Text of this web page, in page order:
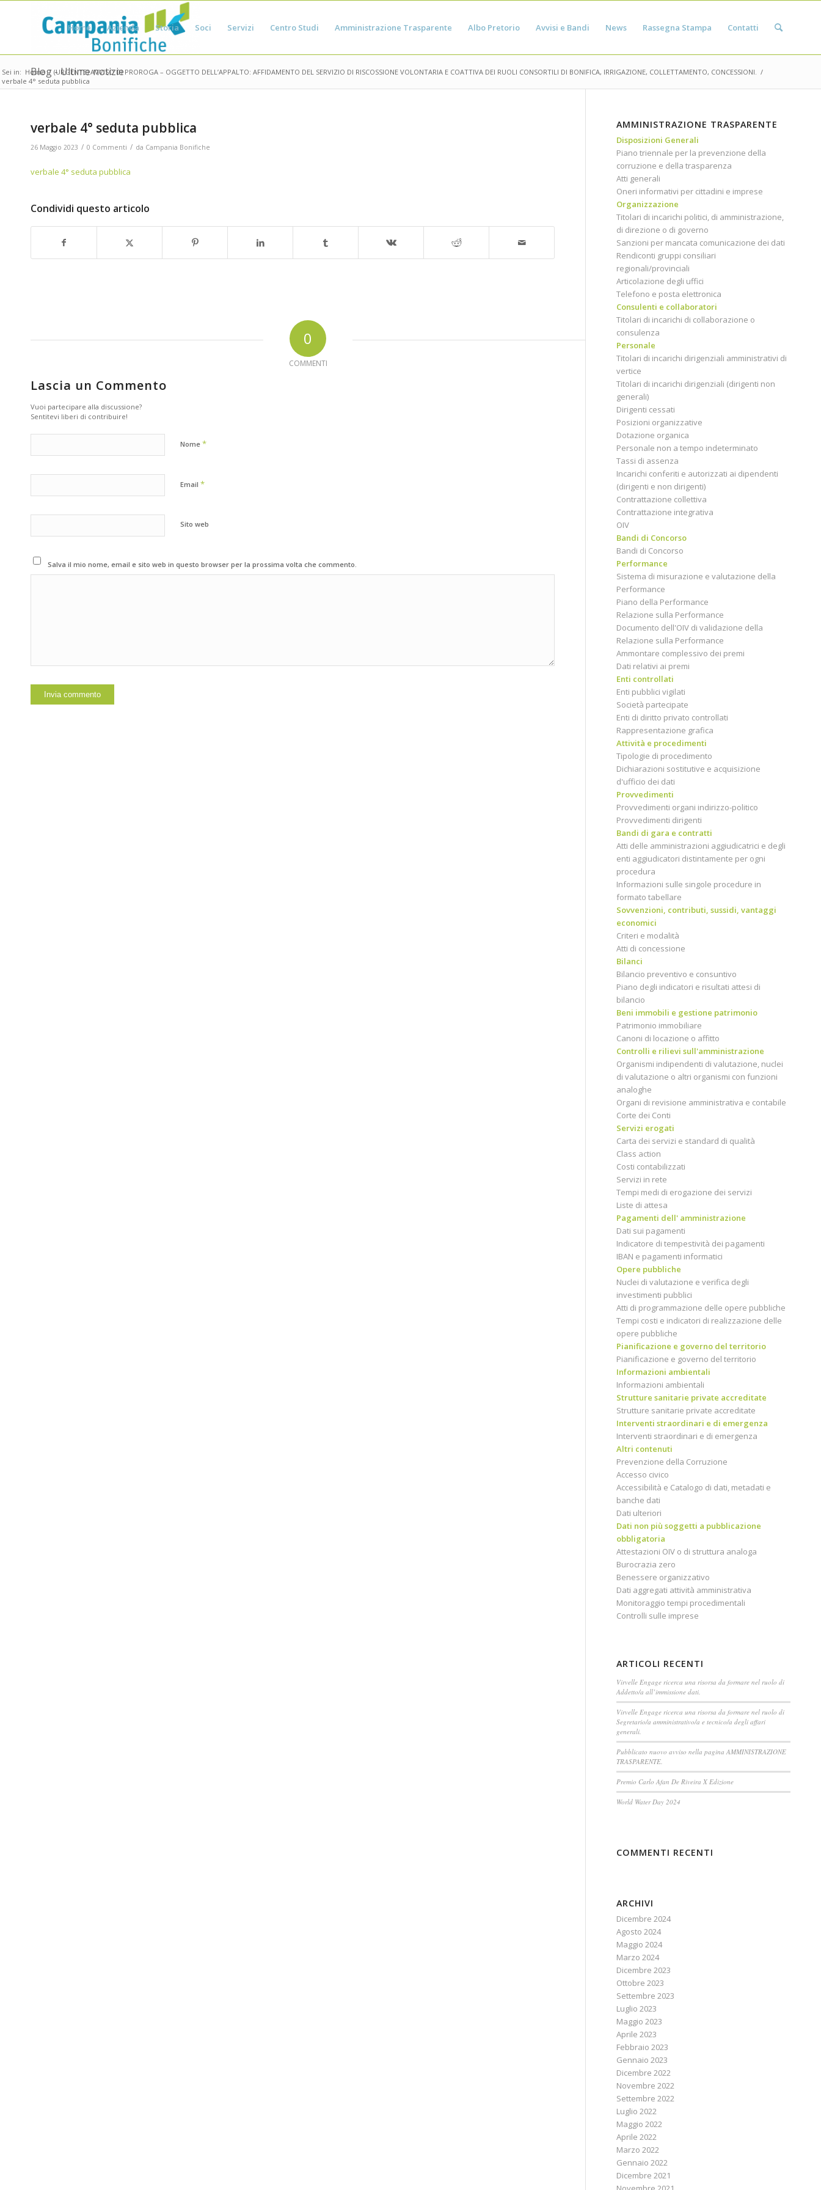
Home Azienda Storia Soci Servizi Centro Studi Amministrazione Trasparente Albo Pretorio Avvisi e Bandi News Rassegna Stampa Contatti
Blog - Ultime notizie
Sei in: Home / (URGENTE) AVVISO DI PROROGA – OGGETTO DELL’APPALTO: AFFIDAMENTO DEL SERVIZIO DI RISCOSSIONE VOLONTARIA E COATTIVA DEI RUOLI CONSORTILI DI BONIFICA, IRRIGAZIONE, COLLETTAMENTO, CONCESSIONI. /
verbale 4° seduta pubblica
verbale 4° seduta pubblica
26 Maggio 2023 / 0 Commenti / da Campania Bonifiche
verbale 4° seduta pubblica
Condividi questo articolo
0
COMMENTI
Lascia un Commento
Vuoi partecipare alla discussione?
Sentitevi liberi di contribuire!
Nome *
Email *
Sito web
Salva il mio nome, email e sito web in questo browser per la prossima volta che commento.
AMMINISTRAZIONE TRASPARENTE
Disposizioni Generali
Piano triennale per la prevenzione della
corruzione e della trasparenza
Atti generali
Oneri informativi per cittadini e imprese
Organizzazione
Titolari di incarichi politici, di amministrazione,
di direzione o di governo
Sanzioni per mancata comunicazione dei dati
Rendiconti gruppi consiliari
regionali/provinciali
Articolazione degli uffici
Telefono e posta elettronica
Consulenti e collaboratori
Titolari di incarichi di collaborazione o
consulenza
Personale
Titolari di incarichi dirigenziali amministrativi di
vertice
Titolari di incarichi dirigenziali (dirigenti non
generali)
Dirigenti cessati
Posizioni organizzative
Dotazione organica
Personale non a tempo indeterminato
Tassi di assenza
Incarichi conferiti e autorizzati ai dipendenti
(dirigenti e non dirigenti)
Contrattazione collettiva
Contrattazione integrativa
OIV
Bandi di Concorso
Bandi di Concorso
Performance
Sistema di misurazione e valutazione della
Performance
Piano della Performance
Relazione sulla Performance
Documento dell'OIV di validazione della
Relazione sulla Performance
Ammontare complessivo dei premi
Dati relativi ai premi
Enti controllati
Enti pubblici vigilati
Società partecipate
Enti di diritto privato controllati
Rappresentazione grafica
Attività e procedimenti
Tipologie di procedimento
Dichiarazioni sostitutive e acquisizione
d'ufficio dei dati
Provvedimenti
Provvedimenti organi indirizzo-politico
Provvedimenti dirigenti
Bandi di gara e contratti
Atti delle amministrazioni aggiudicatrici e degli
enti aggiudicatori distintamente per ogni
procedura
Informazioni sulle singole procedure in
formato tabellare
Sovvenzioni, contributi, sussidi, vantaggi
economici
Criteri e modalità
Atti di concessione
Bilanci
Bilancio preventivo e consuntivo
Piano degli indicatori e risultati attesi di
bilancio
Beni immobili e gestione patrimonio
Patrimonio immobiliare
Canoni di locazione o affitto
Controlli e rilievi sull'amministrazione
Organismi indipendenti di valutazione, nuclei
di valutazione o altri organismi con funzioni
analoghe
Organi di revisione amministrativa e contabile
Corte dei Conti
Servizi erogati
Carta dei servizi e standard di qualità
Class action
Costi contabilizzati
Servizi in rete
Tempi medi di erogazione dei servizi
Liste di attesa
Pagamenti dell' amministrazione
Dati sui pagamenti
Indicatore di tempestività dei pagamenti
IBAN e pagamenti informatici
Opere pubbliche
Nuclei di valutazione e verifica degli
investimenti pubblici
Atti di programmazione delle opere pubbliche
Tempi costi e indicatori di realizzazione delle
opere pubbliche
Pianificazione e governo del territorio
Pianificazione e governo del territorio
Informazioni ambientali
Informazioni ambientali
Strutture sanitarie private accreditate
Strutture sanitarie private accreditate
Interventi straordinari e di emergenza
Interventi straordinari e di emergenza
Altri contenuti
Prevenzione della Corruzione
Accesso civico
Accessibilità e Catalogo di dati, metadati e
banche dati
Dati ulteriori
Dati non più soggetti a pubblicazione
obbligatoria
Attestazioni OIV o di struttura analoga
Burocrazia zero
Benessere organizzativo
Dati aggregati attività amministrativa
Monitoraggio tempi procedimentali
Controlli sulle imprese
ARTICOLI RECENTI
Virvelle Engage ricerca una risorsa da formare nel ruolo di
Addetto/a all’immissione dati.
Virvelle Engage ricerca una risorsa da formare nel ruolo di
Segretario/a amministrativo/a e tecnico/a degli affari
generali.
Pubblicato nuovo avviso nella pagina AMMINISTRAZIONE
TRASPARENTE.
Premio Carlo Afan De Riveira X Edizione
World Water Day 2024
COMMENTI RECENTI
ARCHIVI
Dicembre 2024
Agosto 2024
Maggio 2024
Marzo 2024
Dicembre 2023
Ottobre 2023
Settembre 2023
Luglio 2023
Maggio 2023
Aprile 2023
Febbraio 2023
Gennaio 2023
Dicembre 2022
Novembre 2022
Settembre 2022
Luglio 2022
Maggio 2022
Aprile 2022
Marzo 2022
Gennaio 2022
Dicembre 2021